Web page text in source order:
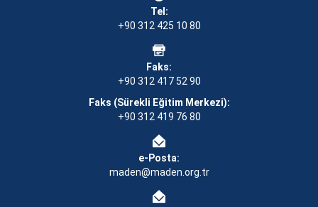
Tel:
+90 312 425 10 80
Faks:
+90 312 417 52 90
Faks (Sürekli Eğitim Merkezi):
+90 312 419 76 80
e-Posta:
maden@maden.org.tr